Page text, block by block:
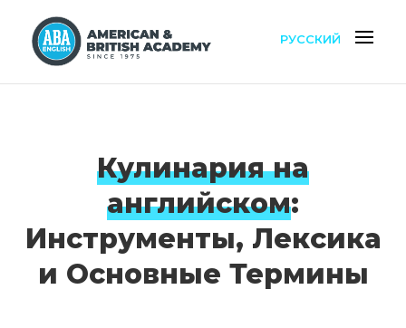
РУССКИЙ
Кулинария на
английском:
Инструменты, Лексика
и Основные Термины